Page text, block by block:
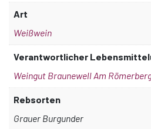
Art
Weißwein
Verantwortlicher
Weingut Braunewell Am
Rebsorten
Grauer Burgunder